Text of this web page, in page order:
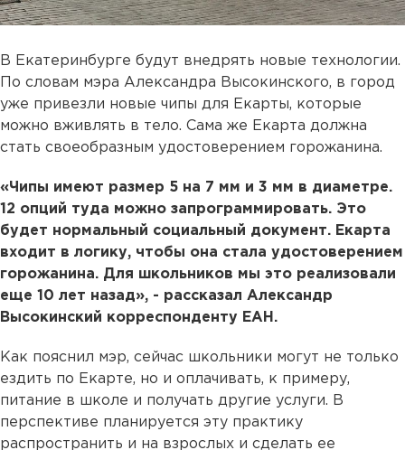
В Екатеринбурге будут внедрять новые технологии.
По словам мэра Александра Высокинского, в город
уже привезли новые чипы для Екарты, которые
можно вживлять в тело. Сама же Екарта должна
стать своеобразным удостоверением горожанина.
«Чипы имеют размер 5 на 7 мм и 3 мм в диаметре.
12 опций туда можно запрограммировать. Это
будет нормальный социальный документ. Екарта
входит в логику, чтобы она стала удостоверением
горожанина. Для школьников мы это реализовали
еще 10 лет назад», - рассказал Александр
Высокинский корреспонденту ЕАН.
Как пояснил мэр, сейчас школьники могут не только
ездить по Екарте, но и оплачивать, к примеру,
питание в школе и получать другие услуги. В
перспективе планируется эту практику
распространить и на взрослых и сделать ее